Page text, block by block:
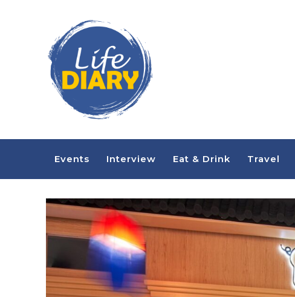
Events Interview Eat & Drink Travel